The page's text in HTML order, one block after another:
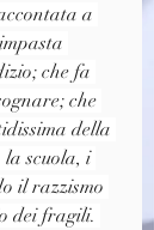
a
che fa
che
della
scuola, i
il razzismo
dei fragili.